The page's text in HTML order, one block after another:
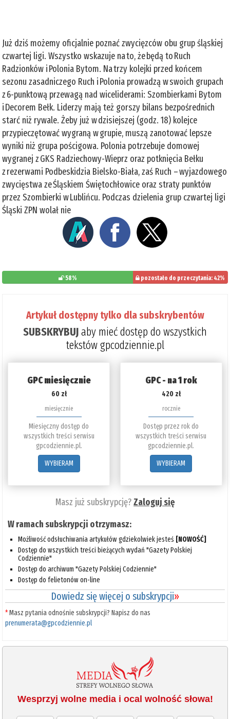
Już dziś możemy oficjalnie poznać zwycięzców obu grup śląskiej
czwartej ligi. Wszystko wskazuje na to, że będą to Ruch
Radzionków i Polonia Bytom. Na trzy kolejki przed końcem
sezonu zasadniczego Ruch i Polonia prowadzą w swoich grupach
z 6-punktową przewagą nad wiceliderami: Szombierkami Bytom
i Decorem Bełk. Liderzy mają też gorszy bilans bezpośrednich
starć niż rywale. Żeby już w dzisiejszej (godz. 18) kolejce
przypieczętować wygraną w grupie, muszą zanotować lepsze
wyniki niż grupa pościgowa. Polonia potrzebuje domowej
wygranej z GKS Radziechowy-Wieprz oraz potknięcia Bełku
z rezerwami Podbeskidzia Bielsko-Biała, zaś Ruch – wyjazdowego
zwycięstwa ze Śląskiem Świętochłowice oraz straty punktów
przez Szombierki w Lublińcu. Podczas dzielenia grup czwartej ligi
Śląski ZPN wolał nie
58% pozostało do przeczytania: 42%
Artykuł dostępny tylko dla subskrybentów
SUBSKRYBUJaby mieć dostęp do wszystkich
tekstów gpcodziennie.pl
GPC miesięcznie
60 zł
miesięcznie
Miesięczny dostęp do
wszystkich treści serwisu
gpcodziennie.pl.
WYBIERAM
GPC - na 1 rok
420 zł
rocznie
Dostęp przez rok do
wszystkich treści serwisu
gpcodziennie.pl.
WYBIERAM
Masz już subskrypcję?Zaloguj się
W ramach subskrypcji otrzymasz:
Możliwość odsłuchiwania artykułów gdziekolwiek jesteś [NOWOŚĆ]
Dostęp do wszystkich treści bieżących wydań "Gazety Polskiej
Codziennie"
Dostęp do archiwum "Gazety Polskiej Codziennie"
Dostęp do felietonów on-line
Dowiedz się więcej o subskrypcji»
*Masz pytania odnośnie subskrypcji? Napisz do nas
prenumerata@gpcodziennie.pl
Wesprzyj wolne media i ocal wolność słowa!